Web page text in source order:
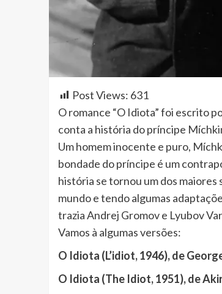
Post Views: 631
O romance “O Idiota” foi escrito
conta a história do príncipe
Um homem inocente e puro,
bondade do príncipe é um
história se tornou um dos
mundo e tendo algumas
trazia Andrej Gromov e Lyubov
Vamos à algumas versões:
O Idiota (L’idiot, 1946), de
O Idiota (The Idiot, 1951), de